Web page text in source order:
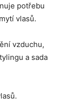
potřebu
vlasů.
vzduchu,
a sada